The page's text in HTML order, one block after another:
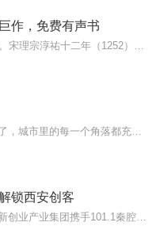
作，免费有声书
锁西安创客